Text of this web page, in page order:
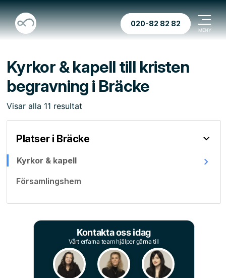
020-82 82 82
Kyrkor & kapell till kristen
begravning i Bräcke
Visar alla 11 resultat
Platser i Bräcke
Kyrkor & kapell
Församlingshem
Kontakta oss idag
Vårt erfarna team hjälper gärna till